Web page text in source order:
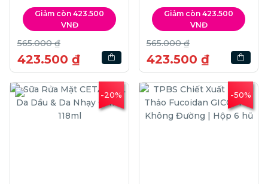
SPF50+ PA++++ | 90g
Giảm còn 423.500
VNĐ
565.000 ₫
423.500 ₫
NB SPF50+ PA++++ |
90g
Giảm còn 423.500
VNĐ
565.000 ₫
423.500 ₫
-20% -50%